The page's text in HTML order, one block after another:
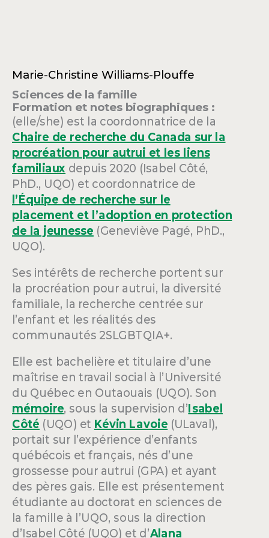
Marie-Christine Williams-Plouffe
Sciences de la famille
Formation et notes biographiques :
(elle/she) est la coordonnatrice de la
Chaire de recherche du Canada sur la
procréation pour autrui et les liens
familiaux depuis 2020 (Isabel Côté,
PhD., UQO) et coordonnatrice de
l’Équipe de recherche sur le
placement et l’adoption en protection
de la jeunesse (Geneviève Pagé, PhD.,
UQO).
Ses intérêts de recherche portent sur
la procréation pour autrui, la diversité
familiale, la recherche centrée sur
l’enfant et les réalités des
communautés 2SLGBTQIA+.
Elle est bachelière et titulaire d’une
maîtrise en travail social à l’Université
du Québec en Outaouais (UQO). Son
mémoire, sous la supervision d’Isabel
Côté (UQO) et Kévin Lavoie (ULaval),
portait sur l’expérience d’enfants
québécois et français, nés d’une
grossesse pour autrui (GPA) et ayant
des pères gais. Elle est présentement
étudiante au doctorat en sciences de
la famille à l’UQO, sous la direction
d’Isabel Côté (UQO) et d’Alana